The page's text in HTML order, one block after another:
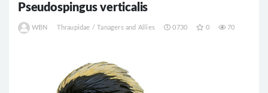
Pseudospingus verticalis
WBN Thraupidae / Tanagers and Allies 0730 0 70